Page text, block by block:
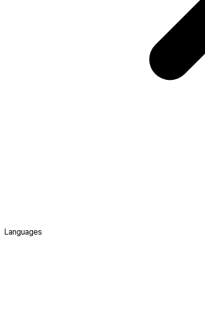
Languages